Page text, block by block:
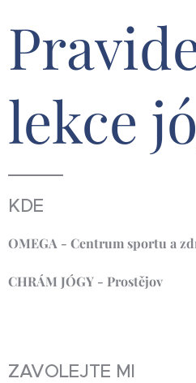
lekce
KDE
OMEGA - Centrum sportu a
CHRÁM JÓGY - Prostějov
ZAVOLEJTE MI